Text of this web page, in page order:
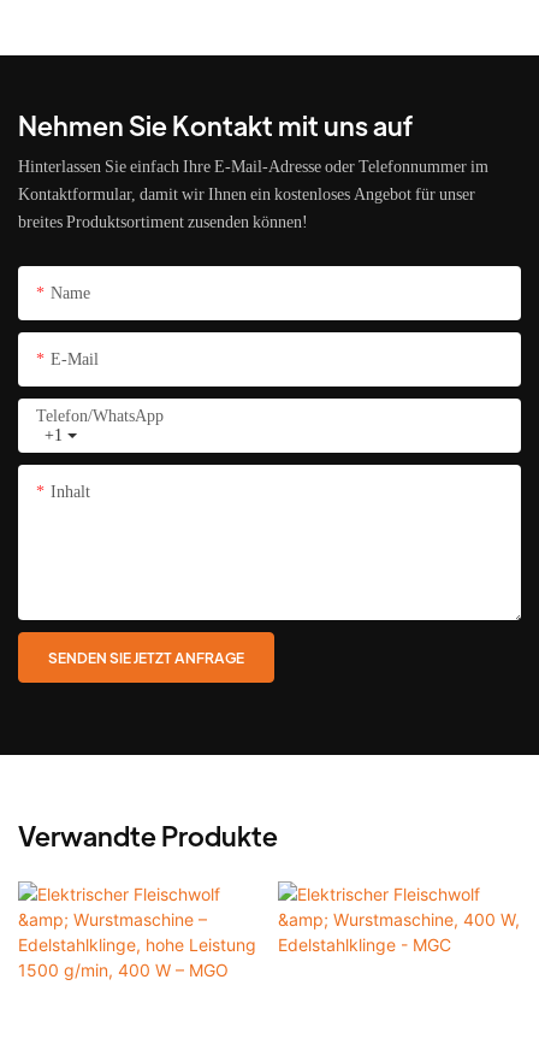
Nehmen Sie Kontakt mit uns auf
Hinterlassen Sie einfach Ihre E-Mail-Adresse oder Telefonnummer im
Kontaktformular, damit wir Ihnen ein kostenloses Angebot für unser
breites Produktsortiment zusenden können!
Name
E-Mail
+1
Telefon/WhatsApp
Inhalt
SENDEN SIE JETZT ANFRAGE
Verwandte Produkte